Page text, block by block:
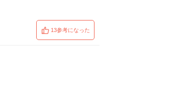
13参考になった